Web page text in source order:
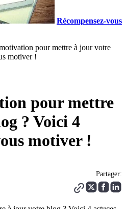
Récompensez-vous
pour mettre à jour votre
motiver !
pour mettre
? Voici 4
motiver !
Partager: